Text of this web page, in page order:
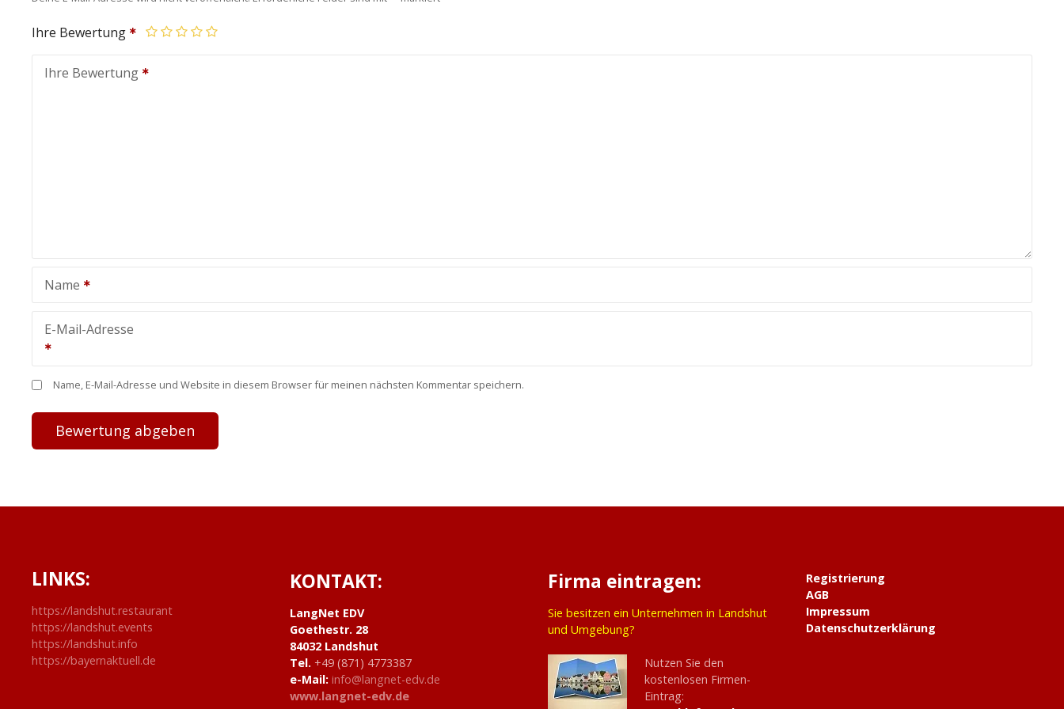
Ihre Bewertung
Ihre Bewertung
Name
E-Mail-Adresse
Name, E-Mail-Adresse und Website in diesem Browser für meinen nächsten Kommentar speichern.
LINKS:
https://landshut.restaurant
https://landshut.events
https://landshut.info
https://bayernaktuell.de
KONTAKT:
LangNet EDV
Goethestr. 28
84032 Landshut
Tel. +49 (871) 4773387
e-Mail: info@langnet-edv.de
www.langnet-edv.de
Firma eintragen:
Sie besitzen ein Unternehmen in Landshut
und Umgebung?
Nutzen Sie den
kostenlosen Firmen-
Eintrag:
Registrierung
AGB
Impressum
Datenschutzerklärung